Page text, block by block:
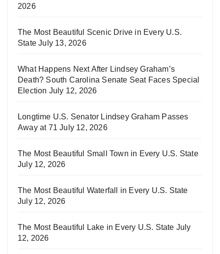
2026
The Most Beautiful Scenic Drive in Every U.S.
State July 13, 2026
What Happens Next After Lindsey Graham’s
Death? South Carolina Senate Seat Faces Special
Election July 12, 2026
Longtime U.S. Senator Lindsey Graham Passes
Away at 71 July 12, 2026
The Most Beautiful Small Town in Every U.S. State
July 12, 2026
The Most Beautiful Waterfall in Every U.S. State
July 12, 2026
The Most Beautiful Lake in Every U.S. State July
12, 2026